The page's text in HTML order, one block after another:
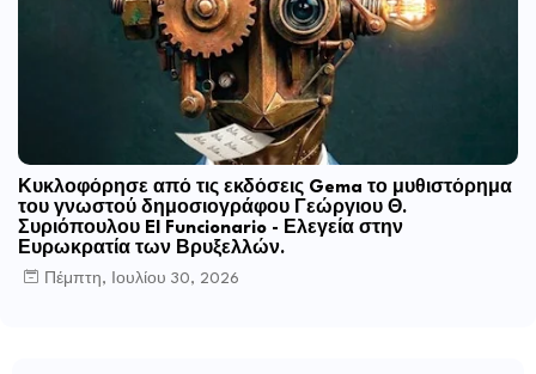
Κυκλοφόρησε από τις εκδόσεις Gema το μυθιστόρημα
του γνωστού δημοσιογράφου Γεώργιου Θ.
Συριόπουλου El Funcionario - Ελεγεία στην
Ευρωκρατία των Βρυξελλών.
Πέμπτη, Ιουλίου 30, 2026